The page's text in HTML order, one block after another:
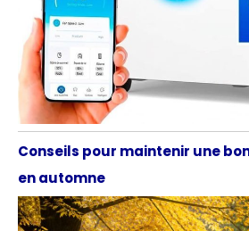
Conseils pour maintenir une
en automne